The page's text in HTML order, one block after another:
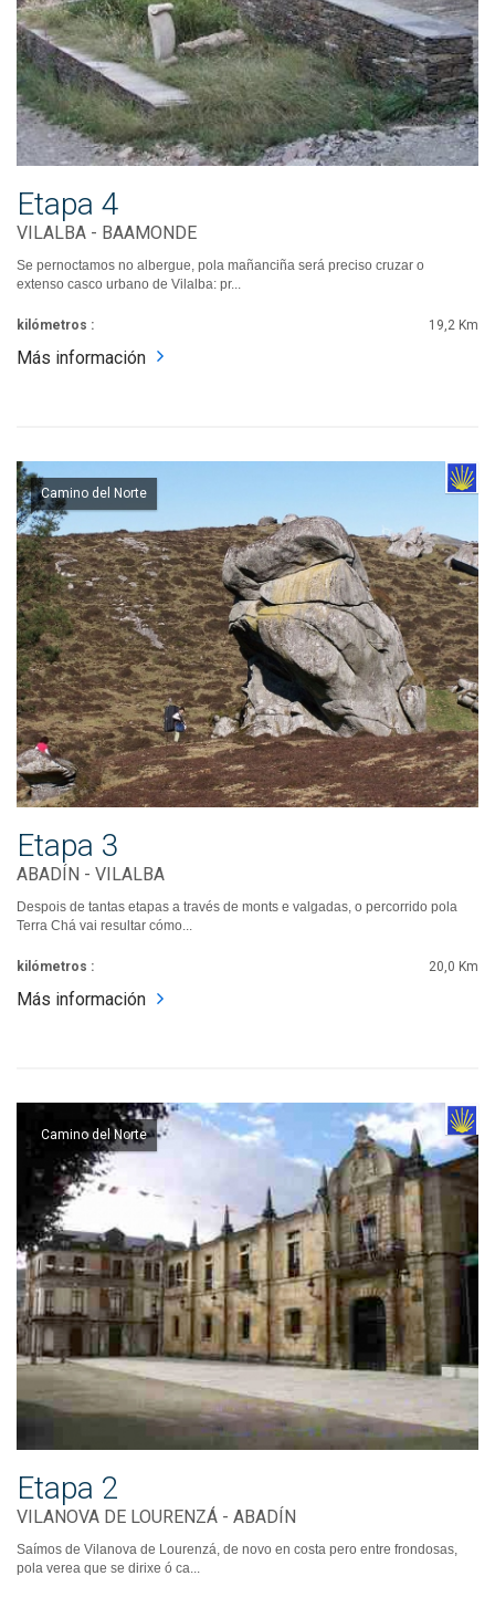
Etapa 4
VILALBA - BAAMONDE
Se pernoctamos no albergue, pola mañanciña será preciso cruzar o
extenso casco urbano de Vilalba: pr...
kilómetros : 19,2 Km
Más información
Camino del Norte
Etapa 3
ABADÍN - VILALBA
Despois de tantas etapas a través de monts e valgadas, o percorrido pola
Terra Chá vai resultar cómo...
kilómetros : 20,0 Km
Más información
Camino del Norte
Etapa 2
VILANOVA DE LOURENZÁ - ABADÍN
Saímos de Vilanova de Lourenzá, de novo en costa pero entre frondosas,
pola verea que se dirixe ó ca...